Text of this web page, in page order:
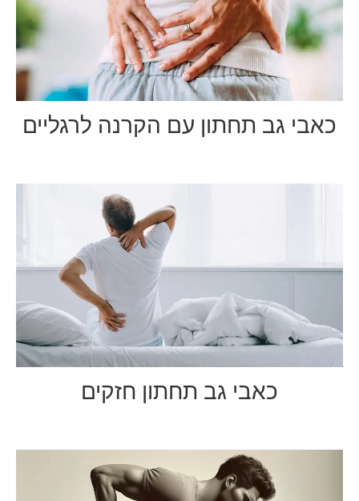
כאבי גב תחתון עם הקרנה לרגליים
כאבי גב תחתון חזקים